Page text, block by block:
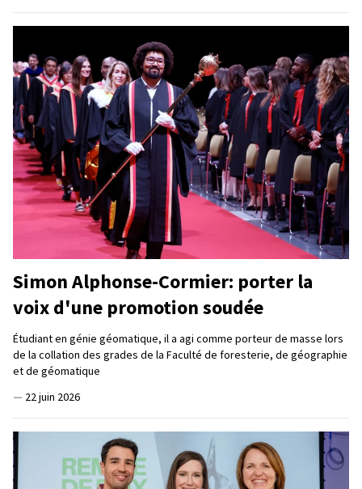
Simon Alphonse-Cormier: porter la
voix d'une promotion soudée
Étudiant en génie géomatique, il a agi comme porteur de masse lors
de la collation des grades de la Faculté de foresterie, de géographie
et de géomatique
— 22 juin 2026